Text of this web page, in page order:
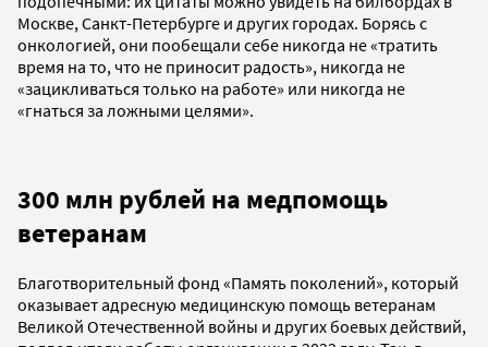
Москве, Санкт-Петербурге и других городах. Борясь с
онкологией, они пообещали себе никогда не «тратить
время на то, что не приносит радость», никогда не
«зацикливаться только на работе» или никогда не
«гнаться за ложными целями».
300 млн рублей на медпомощь
ветеранам
Благотворительный фонд «Память поколений», который
оказывает адресную медицинскую помощь ветеранам
Великой Отечественной войны и других боевых действий,